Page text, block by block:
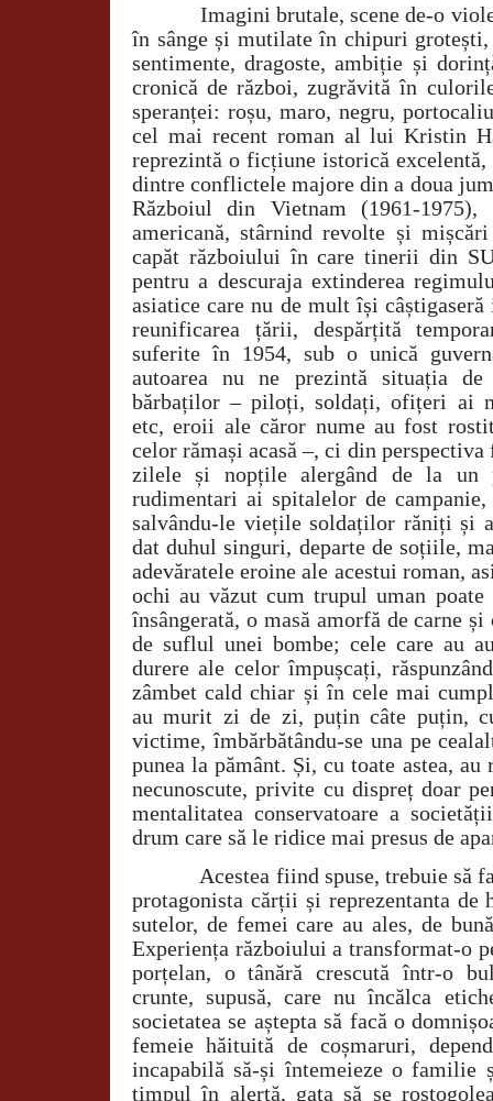
Imagini brutale, scene de-o
în sânge și mutilate în chipuri
sentimente, dragoste, ambiție și
cronică de război, zugrăvită în
speranței: roșu, maro, negru,
cel mai recent roman al lui Kristin
reprezintă o ficțiune istorică
dintre conflictele majore din a doua
Războiul din Vietnam (1961-1975),
americană, stârnind revolte și
capăt războiului în care tinerii din
pentru a descuraja extinderea
asiatice care nu de mult își
reunificarea țării, despărțită
suferite în 1954, sub o unică
autoarea nu ne prezintă situația
bărbaților – piloți, soldați, ofițeri ai
etc, eroii ale căror nume au fost
celor rămași acasă –, ci din
zilele și nopțile alergând de la
rudimentari ai spitalelor de campanie,
salvându-le viețile soldaților răniți și
dat duhul singuri, departe de soțiile,
adevăratele eroine ale acestui roman,
ochi au văzut cum trupul uman
însângerată, o masă amorfă de carne
de suflul unei bombe; cele care au
durere ale celor împușcați,
zâmbet cald chiar și în cele mai
au murit zi de zi, puțin câte puțin,
victime, îmbărbătându-se una pe
punea la pământ. Și, cu toate astea,
necunoscute, privite cu dispreț doar
mentalitatea conservatoare a
drum care să le ridice mai presus de
Acestea fiind spuse, trebuie să
protagonista cărții și reprezentanta de
sutelor, de femei care au ales, de
Experiența războiului a transformat-o
porțelan, o tânără crescută într-o
crunte, supusă, care nu încălca
societatea se aștepta să facă o
femeie hăituită de coșmaruri,
incapabilă să-și întemeieze o familie
timpul în alertă, gata să se